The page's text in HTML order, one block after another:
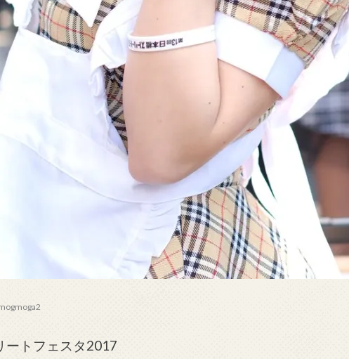
ートフェスタ2017